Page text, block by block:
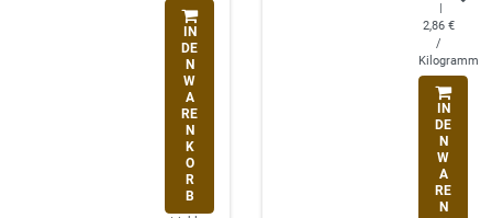
IN
DE
N
W
A
RE
N
K
O
R
B
|
2,86 €
/
Kilogramm
IN
DE
N
W
A
RE
N